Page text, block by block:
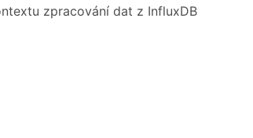
zpracování dat z InfluxDB